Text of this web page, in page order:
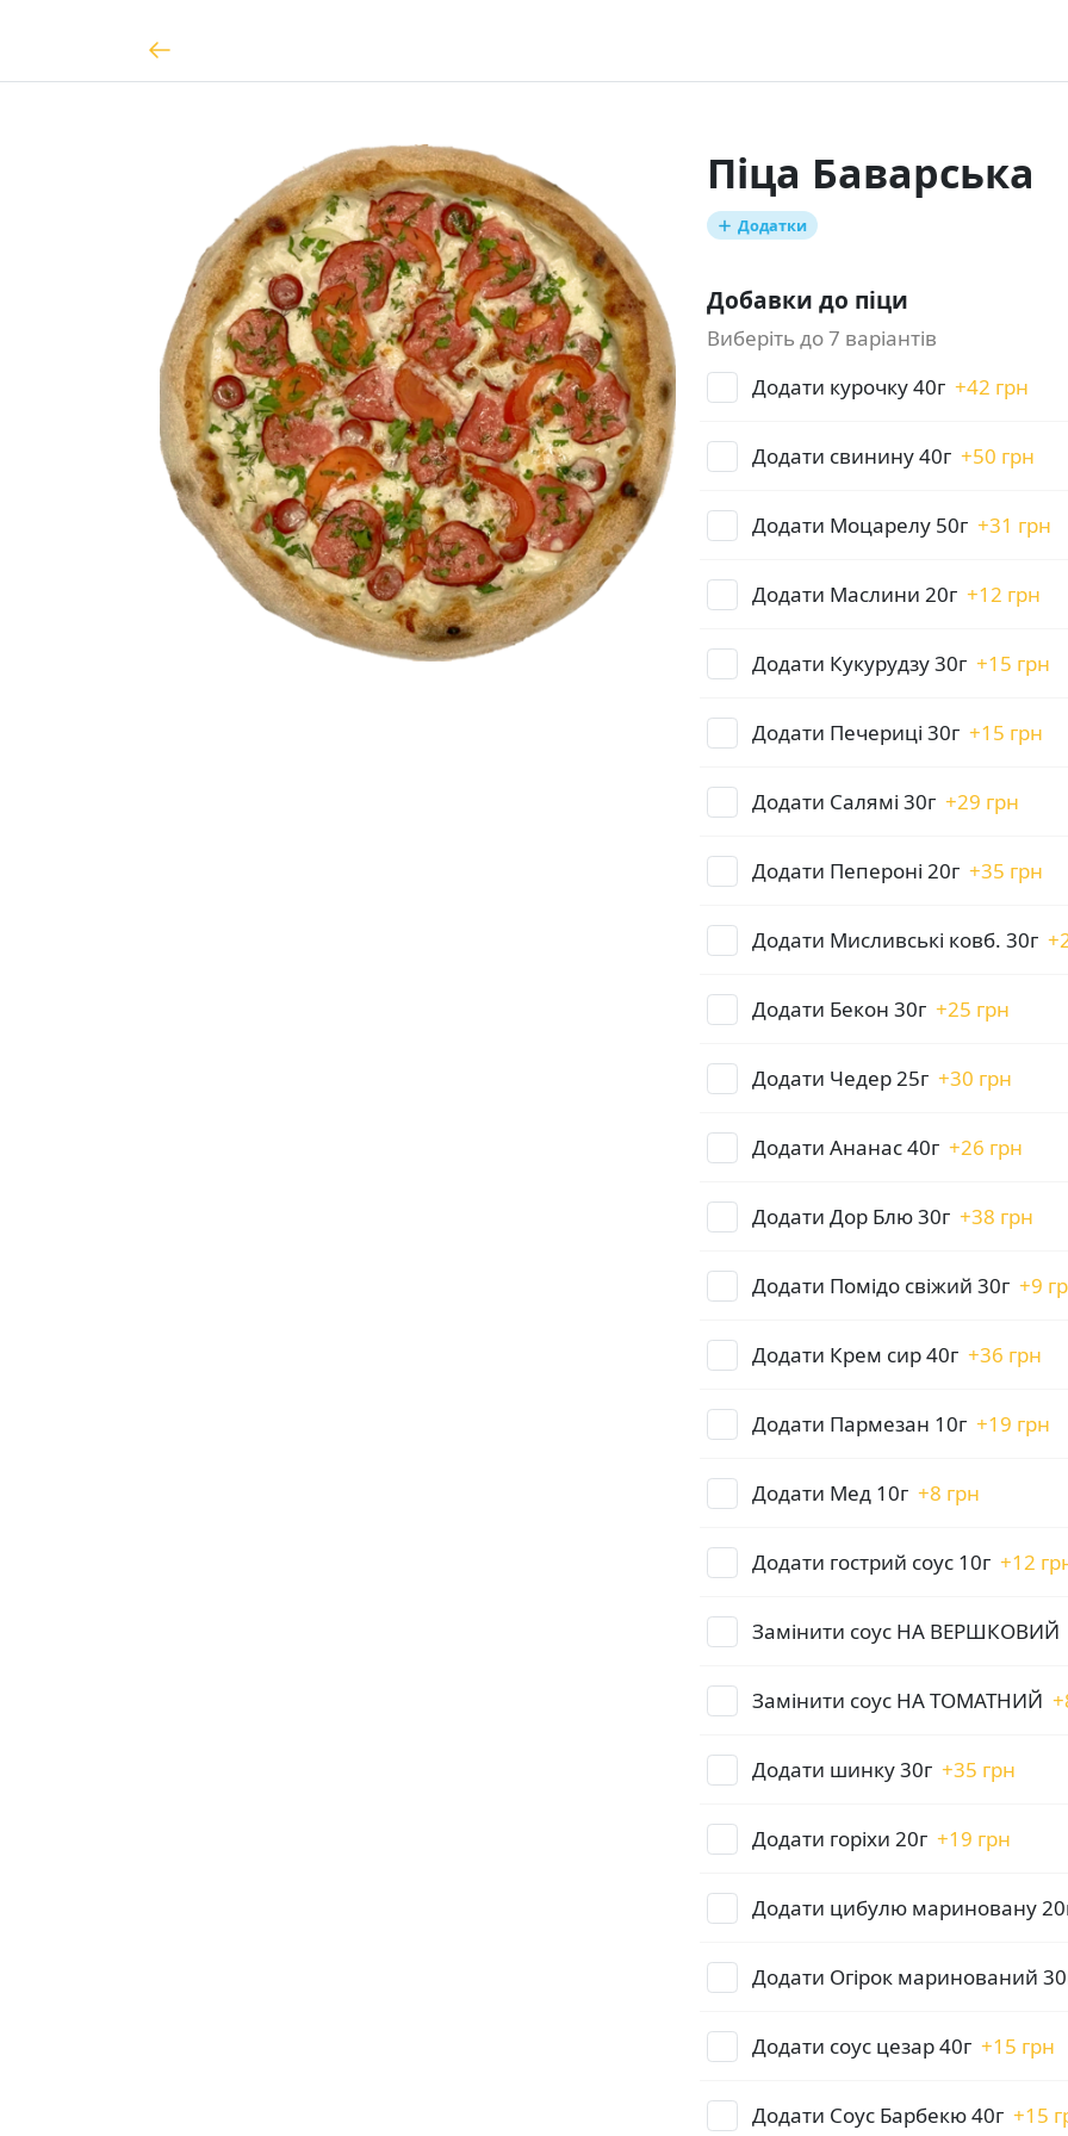
Піца Баварська
Додатки
Добавки до піци
Виберіть до 7 варіантів
Додати курочку 40г +42 грн
Додати свинину 40г +50 грн
Додати Моцарелу 50г +31 грн
Додати Маслини 20г +12 грн
Додати Кукурудзу 30г +15 грн
Додати Печериці 30г +15 грн
Додати Салямі 30г +29 грн
Додати Пепероні 20г +35 грн
Додати Мисливські ковб. 30г +
Додати Бекон 30г +25 грн
Додати Чедер 25г +30 грн
Додати Ананас 40г +26 грн
Додати Дор Блю 30г +38 грн
Додати Помідо свіжий 30г +9
Додати Крем сир 40г +36 грн
Додати Пармезан 10г +19 грн
Додати Мед 10г +8 грн
Додати гострий соус 10г +12
Замінити соус НА ВЕРШКОВИЙ
Замінити соус НА ТОМАТНИЙ +
Додати шинку 30г +35 грн
Додати горіхи 20г +19 грн
Додати цибулю мариновану
Додати Огірок маринований
Додати соус цезар 40г +15 грн
Додати Соус Барбекю 40г +15